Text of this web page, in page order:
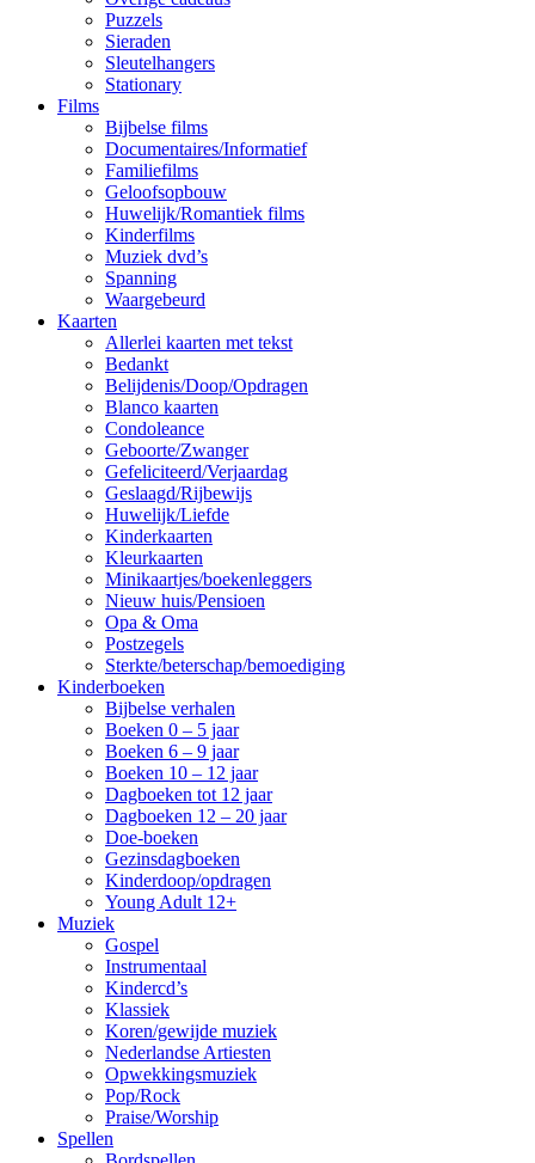
Puzzels
Sieraden
Sleutelhangers
Stationary
Films
Bijbelse films
Documentaires/Informatief
Familiefilms
Geloofsopbouw
Huwelijk/Romantiek films
Kinderfilms
Muziek dvd’s
Spanning
Waargebeurd
Kaarten
Allerlei kaarten met tekst
Bedankt
Belijdenis/Doop/Opdragen
Blanco kaarten
Condoleance
Geboorte/Zwanger
Gefeliciteerd/Verjaardag
Geslaagd/Rijbewijs
Huwelijk/Liefde
Kinderkaarten
Kleurkaarten
Minikaartjes/boekenleggers
Nieuw huis/Pensioen
Opa & Oma
Postzegels
Sterkte/beterschap/bemoediging
Kinderboeken
Bijbelse verhalen
Boeken 0 – 5 jaar
Boeken 6 – 9 jaar
Boeken 10 – 12 jaar
Dagboeken tot 12 jaar
Dagboeken 12 – 20 jaar
Doe-boeken
Gezinsdagboeken
Kinderdoop/opdragen
Young Adult 12+
Muziek
Gospel
Instrumentaal
Kindercd’s
Klassiek
Koren/gewijde muziek
Nederlandse Artiesten
Opwekkingsmuziek
Pop/Rock
Praise/Worship
Spellen